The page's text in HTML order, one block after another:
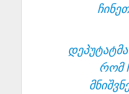
დეპუტატმა
რომ